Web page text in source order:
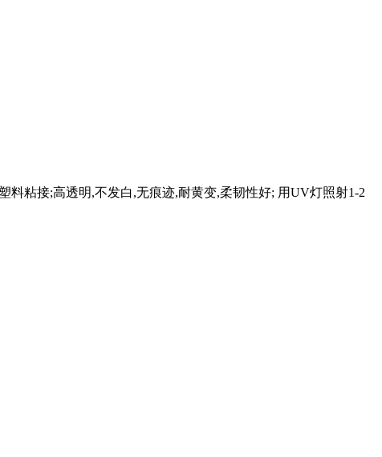
料粘接;高透明,不发白,无痕迹,耐黄变,柔韧性好; 用UV灯照射1-2